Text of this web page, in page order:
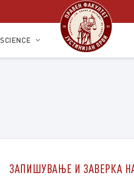
SCIENCE
ЗАПИШУВАЊЕ И ЗАВЕРКА